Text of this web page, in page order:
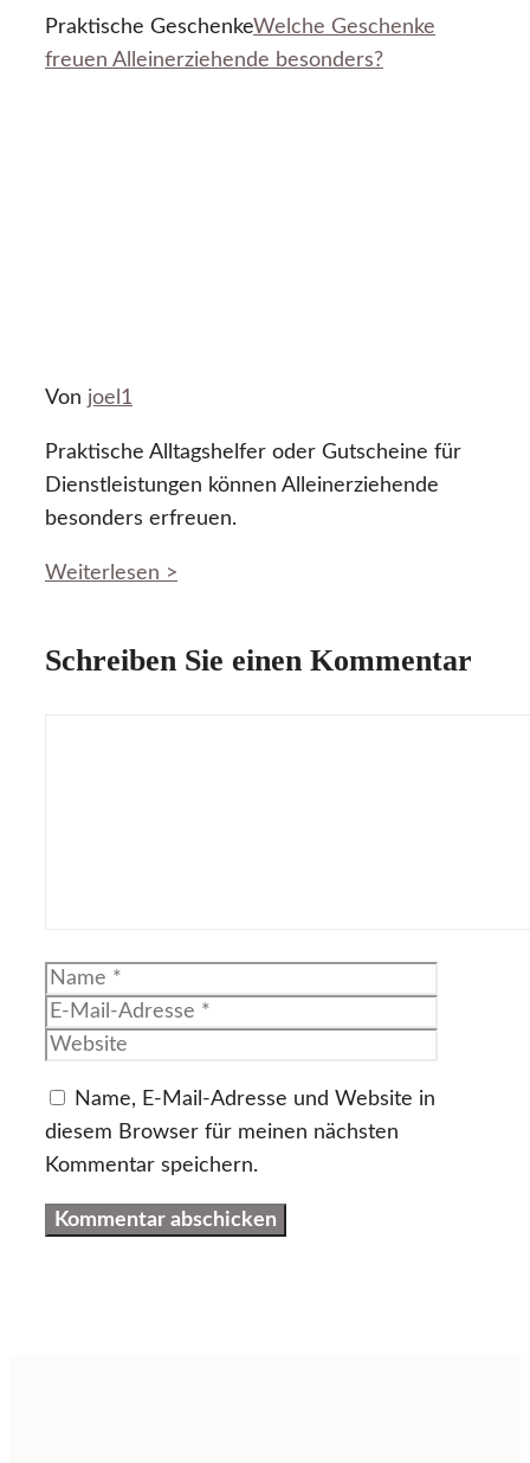
Praktische GeschenkeWelche Geschenke
freuen Alleinerziehende besonders?
Von joel1
Praktische Alltagshelfer oder Gutscheine für
Dienstleistungen können Alleinerziehende
besonders erfreuen.
Weiterlesen >
Schreiben Sie einen Kommentar
Name
Name, E-Mail-Adresse und Website in
diesem Browser für meinen nächsten
Kommentar speichern.